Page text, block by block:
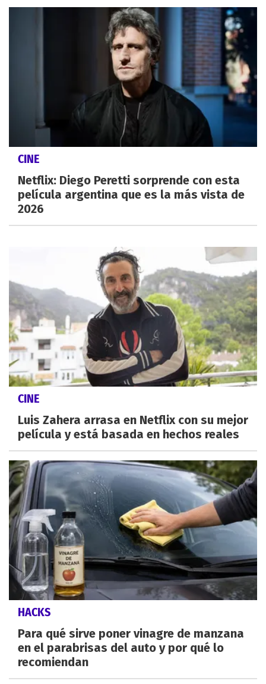
CINE
Netflix: Diego Peretti sorprende con esta
película argentina que es la más vista de
2026
CINE
Luis Zahera arrasa en Netflix con su mejor
película y está basada en hechos reales
HACKS
Para qué sirve poner vinagre de manzana
en el parabrisas del auto y por qué lo
recomiendan